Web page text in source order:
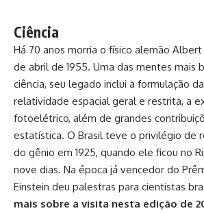
Ciência
Há 70 anos morria o físico alemão Albert
de abril de 1955. Uma das mentes mais
ciência, seu legado inclui a formulação
relatividade espacial geral e restrita, a
fotoelétrico, além de grandes
estatística. O Brasil teve o privilégio de
do gênio em 1925, quando ele ficou no
nove dias. Na época já vencedor do
Einstein deu palestras para cientistas
mais sobre a visita nesta edição de